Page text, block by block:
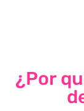
¿Por